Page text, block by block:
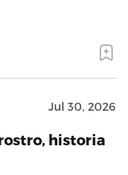
Jul 30, 2026
historia